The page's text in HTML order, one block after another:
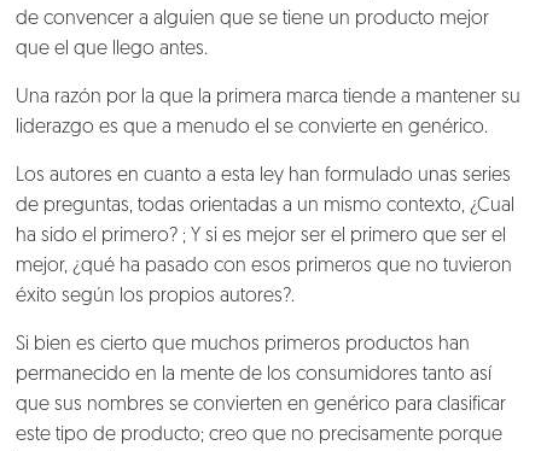
de convencer a alguien que se tiene un producto mejor
que el que llego antes.
Una razón por la que la primera marca tiende a mantener su
liderazgo es que a menudo el se convierte en genérico.
Los autores en cuanto a esta ley han formulado unas series
de preguntas, todas orientadas a un mismo contexto, ¿Cual
ha sido el primero? ; Y si es mejor ser el primero que ser el
mejor, ¿qué ha pasado con esos primeros que no tuvieron
éxito según los propios autores?.
Si bien es cierto que muchos primeros productos han
permanecido en la mente de los consumidores tanto así
que sus nombres se convierten en genérico para clasificar
este tipo de producto; creo que no precisamente porque